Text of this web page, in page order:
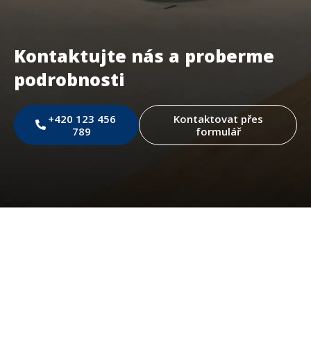
Kontaktujte nás a proberme
podrobnosti
+420 123 456
789
Kontaktovat přes
formulář